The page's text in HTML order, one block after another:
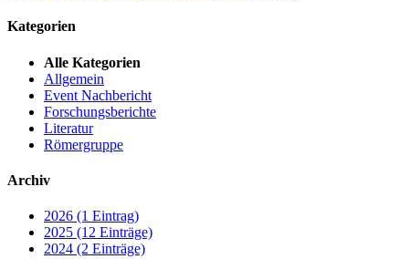
Kategorien
Alle Kategorien
Allgemein
Event Nachbericht
Forschungsberichte
Literatur
Römergruppe
Archiv
2026 (1 Eintrag)
2025 (12 Einträge)
2024 (2 Einträge)